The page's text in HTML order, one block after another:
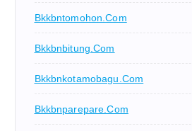
Bkkbntomohon.com
Bkkbnbitung.com
Bkkbnkotamobagu.com
Bkkbnparepare.com